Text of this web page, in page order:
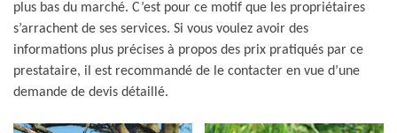
plus bas du marché. C’est pour ce motif que les propriétaires
s’arrachent de ses services. Si vous voulez avoir des
informations plus précises à propos des prix pratiqués par ce
prestataire, il est recommandé de le contacter en vue d’une
demande de devis détaillé.